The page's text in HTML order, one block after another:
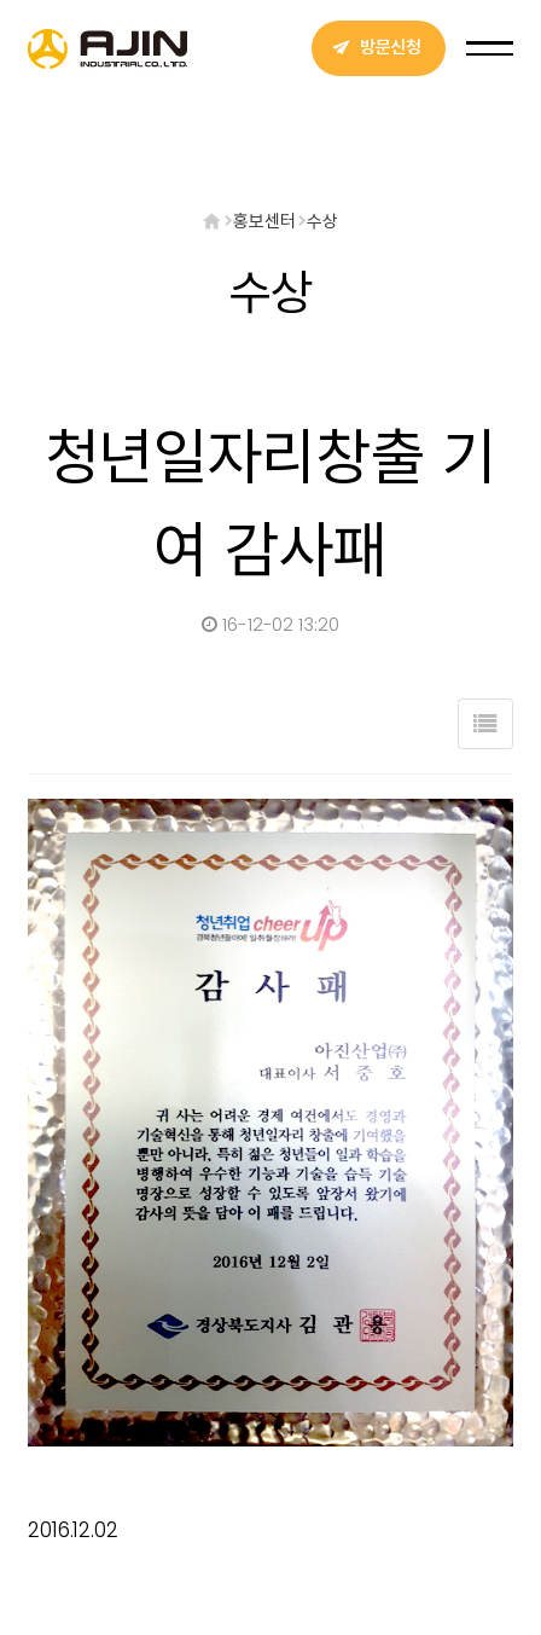
방문신청
홍보센터 수상
수상
청년일자리창출 기
여 감사패
16-12-02 13:20
2016.12.02